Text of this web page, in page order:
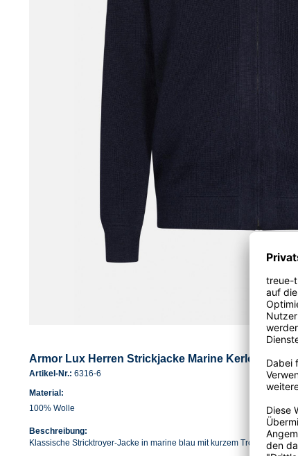
Armor Lux Herren Strickjacke Marine Kerlouan
Artikel-Nr.: 6316-6
Material:
100% Wolle
Beschreibung:
Klassische Stricktroyer-Jacke in marine blau mit kurzem Troyer-Kragen.